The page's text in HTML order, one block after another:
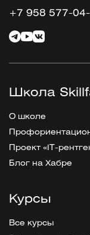
+7 958 577-
Школа
О школе
Проект «IT-
Блог на Хабре
Курсы
Все курсы